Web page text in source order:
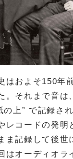
はおよそ150年
。それまで音は
の上” で記録さ
レコードの発明
ま記録して後世
はオーディオラ